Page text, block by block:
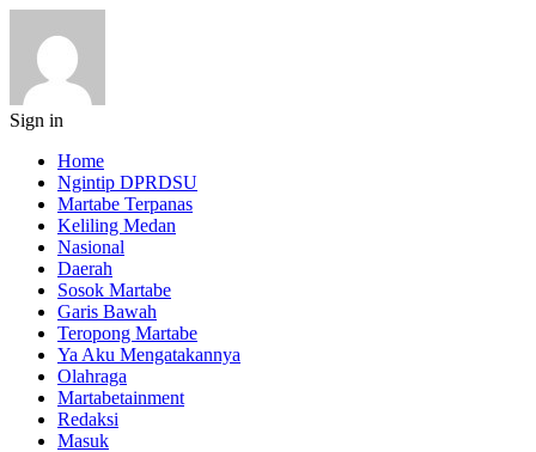
Sign in
Home
Ngintip DPRDSU
Martabe Terpanas
Keliling Medan
Nasional
Daerah
Sosok Martabe
Garis Bawah
Teropong Martabe
Ya Aku Mengatakannya
Olahraga
Martabetainment
Redaksi
Masuk